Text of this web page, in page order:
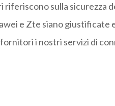
riferiscono sulla sicurezza
e Zte siano giustificate
i nostri servizi di